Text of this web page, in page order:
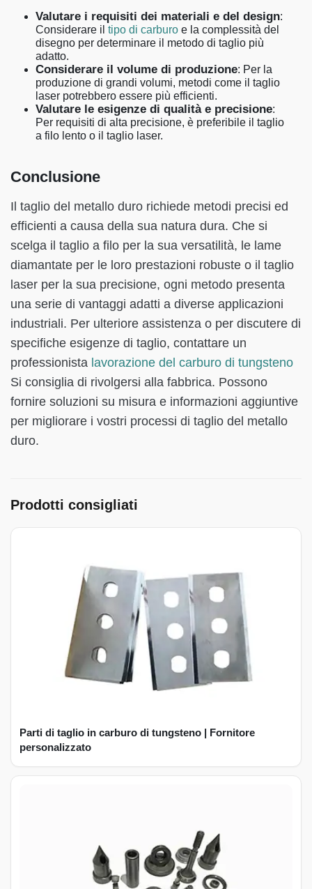
Valutare i requisiti dei materiali e del design:
Considerare il tipo di carburo e la complessità del
disegno per determinare il metodo di taglio più
adatto.
Considerare il volume di produzione: Per la
produzione di grandi volumi, metodi come il taglio
laser potrebbero essere più efficienti.
Valutare le esigenze di qualità e precisione:
Per requisiti di alta precisione, è preferibile il taglio
a filo lento o il taglio laser.
Conclusione
Il taglio del metallo duro richiede metodi precisi ed
efficienti a causa della sua natura dura. Che si
scelga il taglio a filo per la sua versatilità, le lame
diamantate per le loro prestazioni robuste o il taglio
laser per la sua precisione, ogni metodo presenta
una serie di vantaggi adatti a diverse applicazioni
industriali. Per ulteriore assistenza o per discutere di
specifiche esigenze di taglio, contattare un
professionista lavorazione del carburo di tungsteno
Si consiglia di rivolgersi alla fabbrica. Possono
fornire soluzioni su misura e informazioni aggiuntive
per migliorare i vostri processi di taglio del metallo
duro.
Prodotti consigliati
Parti di taglio in carburo di tungsteno | Fornitore
personalizzato